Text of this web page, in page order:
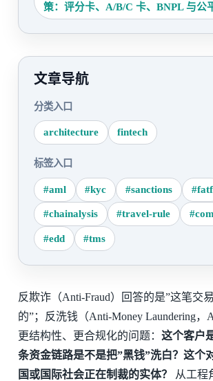
策：评分卡、A/B/C 卡、BNPL 与公
文章导航
分类入口
architecture fintech
标签入口
#aml #kyc #sanctions #fatf
#chainalysis #travel-rule
#edd #tms
反欺诈（Anti-Fraud）回答的是”这笔交
的”；反洗钱（Anti-Money Laundering
更结构性、更合规化的问题： 这个客户
条资金链路是不是把”黑钱”洗白？这个
国或国际社会正在制裁的实体？
从工程